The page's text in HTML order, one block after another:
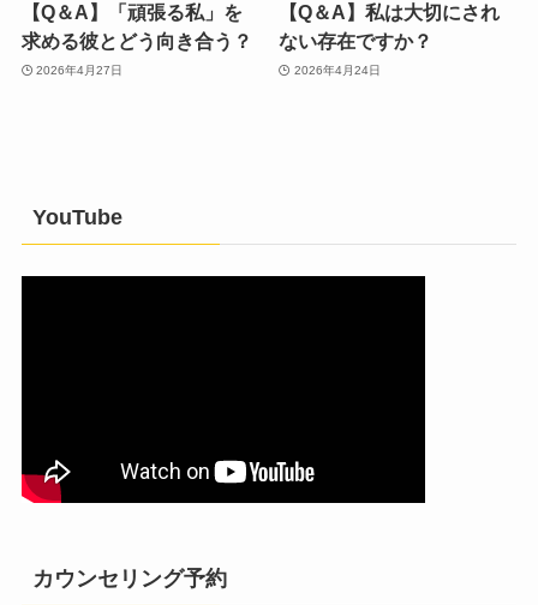
【Q＆A】「頑張る私」を
求める彼とどう向き合う？
2026年4月27日
【Q＆A】私は大切にされ
ない存在ですか？
2026年4月24日
YouTube
カウンセリング予約